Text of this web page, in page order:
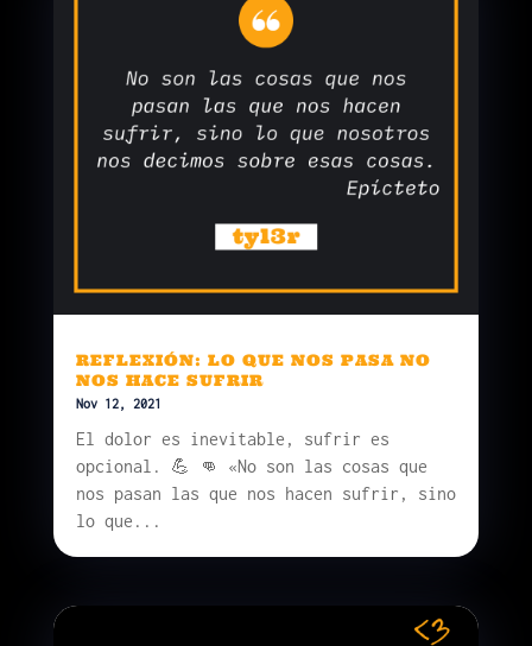
REFLEXIÓN: LO QUE NOS PASA NO
NOS HACE SUFRIR
Nov 12, 2021
El dolor es inevitable, sufrir es
opcional. 💪 👊 «No son las cosas que
nos pasan las que nos hacen sufrir, sino
lo que...